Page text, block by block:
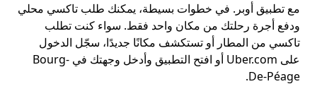
مع تطبيق أوبر. في خطوات بسيطة، يمكنك طلب تاكسي محلي
ودفع أجرة رحلتك من مكان واحد فقط. سواء كنت تطلب
تاكسي من المطار أو تستكشف مكانًا جديدًا، سجّل الدخول
على Uber.com أو افتح التطبيق وأدخل وجهتك في Bourg-
De-Péage.